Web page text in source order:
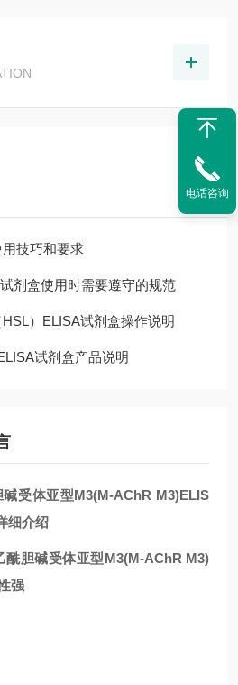
技巧和要求
剂盒使用时需要遵守的规范
）ELISA试剂盒操作说明
试剂盒产品说明
受体亚型M3(M-AChR M3)ELIS
细介绍
酰胆碱受体亚型M3(M-AChR M3)
强
电话咨询